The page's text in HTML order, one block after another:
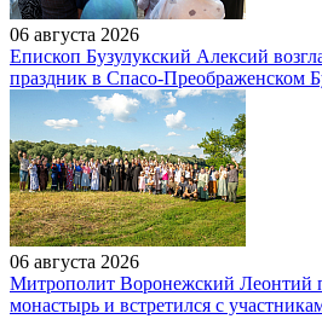
06 августа 2026
Епископ Бузулукский Алексий
праздник в Спасо-Преображенском
06 августа 2026
Митрополит Воронежский Леонтий
монастырь и встретился с